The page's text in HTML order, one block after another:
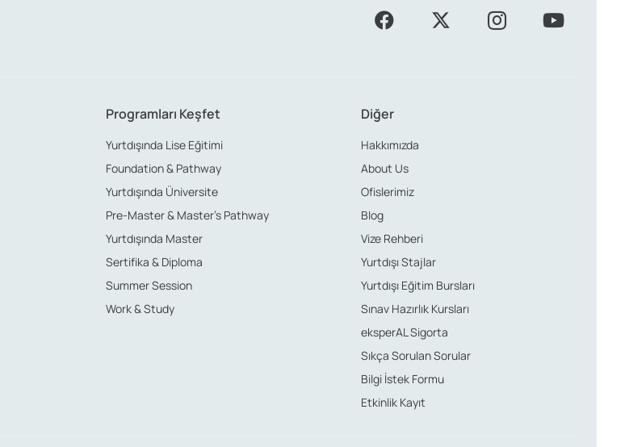
Programları Keşfet
Yurtdışında Lise Eğitimi
Foundation & Pathway
Yurtdışında Üniversite
Pre-Master & Master’s Pathway
Yurtdışında Master
Sertifika & Diploma
Summer Session
Work & Study
Diğer
Hakkımızda
About Us
Ofislerimiz
Blog
Vize Rehberi
Yurtdışı Stajlar
Yurtdışı Eğitim Bursları
Sınav Hazırlık Kursları
eksperAL Sigorta
Sıkça Sorulan Sorular
Bilgi İstek Formu
Etkinlik Kayıt